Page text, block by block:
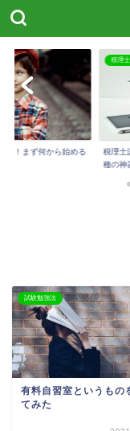
い！まず何から始める
税理
税理士
種の神
試験勉強法
有料自習室というもの
てみた